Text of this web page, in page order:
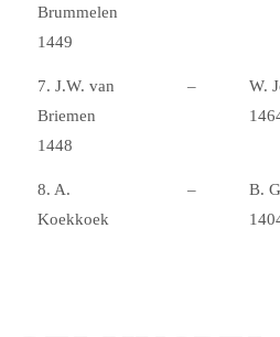
Brummelen
1449
7. J.W. van
Briemen
1448
–
W.
8. A.
Koekkoek
–
B.